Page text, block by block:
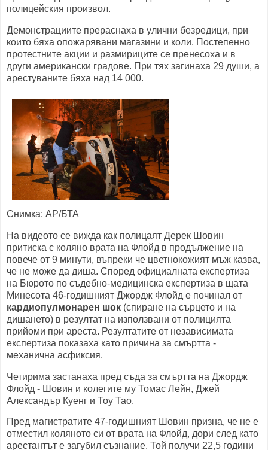
полицейския произвол.
Демонстрациите прераснаха в улични безредици, при
които бяха опожарявани магазини и коли. Постепенно
протестните акции и размириците се пренесоха и в
други американски градове. При тях загинаха 29 души, а
арестуваните бяха над 14 000.
Снимка: AP/БТА
На видеото се вижда как полицаят Дерек Шовин
притиска с коляно врата на Флойд в продължение на
повече от 9 минути, въпреки че цветнокожият мъж казва,
че не може да диша. Според официалната експертиза
на Бюрото по съдебно-медицинска експертиза в щата
Минесота 46-годишният Джордж Флойд е починал от
кардиопулмонарен шок (спиране на сърцето и на
дишането) в резултат на използвани от полицията
прийоми при ареста. Резултатите от независимата
експертиза показаха като причина за смъртта -
механична асфиксия.
Четирима застанаха пред съда за смъртта на Джордж
Флойд - Шовин и колегите му Томас Лейн, Джей
Александър Куенг и Тоу Тао.
Пред магистратите 47-годишният Шовин призна, че не е
отместил коляното си от врата на Флойд, дори след като
арестантът е загубил съзнание. Той получи 22,5 години